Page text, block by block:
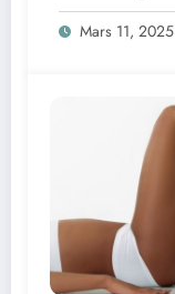
Mars 11, 2025